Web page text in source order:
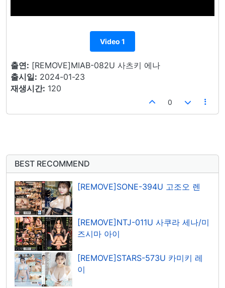
Video 1
출연: [REMOVE]MIAB-082U 사츠키 에나
출시일: 2024-01-23
재생시간: 120
0
BEST RECOMMEND
[REMOVE]SONE-394U 고조오 렌
[REMOVE]NTJ-011U 사쿠라 세나/미
즈시마 아이
[REMOVE]STARS-573U 카미키 레
이